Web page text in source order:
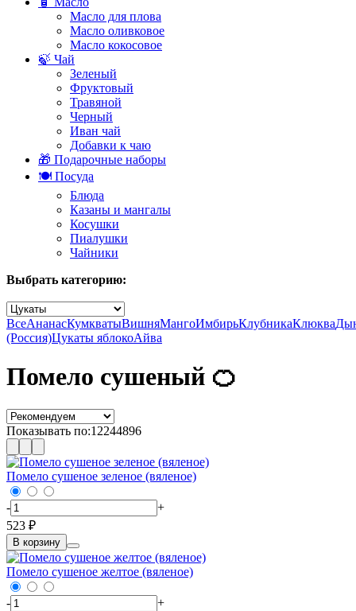
Масло для плова
Масло оливковое
Масло кокосовое
🍃 Чай
Зеленый
Фруктовый
Травяной
Черный
Иван чай
Добавки к чаю
🎁 Подарочные наборы
🍽️ Посуда
Блюда
Казаны и мангалы
Косушки
Пиалушки
Чайники
Выбрать категорию:
ВсеАнанасКумкватыВишняМангоИмбирьКлубникаКлюква
(Россия)Цукаты яблокоАйва
Помело сушеный 🍊
Показывать по:12244896
Помело сушеное зеленое (вяленое)
-
+
523 ₽
В корзину
Помело сушеное желтое (вяленое)
-
+